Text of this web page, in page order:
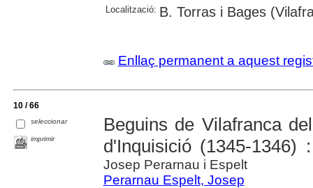
Localització: B. Torras i Bages
Enllaç permanent a aquest
10 / 66
seleccionar
imprimir
Beguins de Vilafranca
d'Inquisició (1345-1346)
Josep Perarnau i Espelt
Perarnau Espelt, Josep